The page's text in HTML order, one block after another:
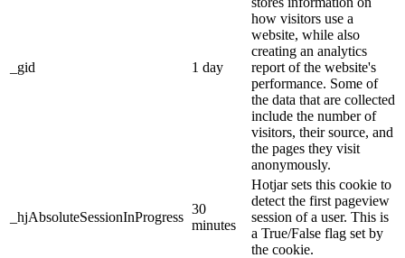
_gid 1 day
how visitors use a
website, while also
creating an analytics
report of the website's
performance. Some of
the data that are collected
include the number of
visitors, their source, and
the pages they visit
anonymously.
_hjAbsoluteSessionInProgress
30
minutes
Hotjar sets this cookie to
detect the first pageview
session of a user. This is
a True/False flag set by
the cookie.